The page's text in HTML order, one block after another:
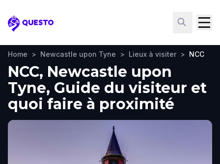
Questo
Home > Newcastle upon Tyne > Lieux à visiter > NCC
NCC, Newcastle upon
Tyne, Guide du visiteur et
quoi faire à proximité